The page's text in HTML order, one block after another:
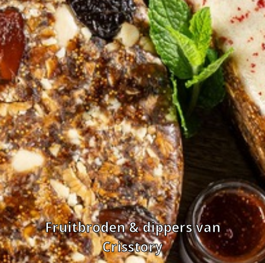
Fruitbroden & dippers van
Crisstory